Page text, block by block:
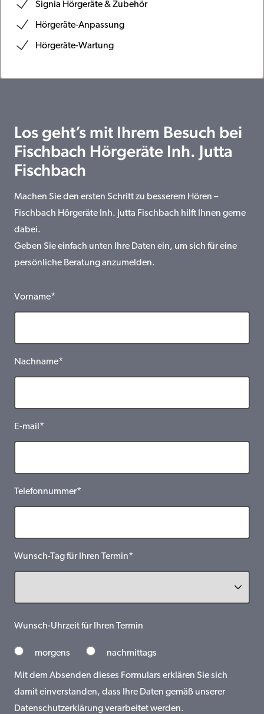
Signia Hörgeräte & Zubehör
Hörgeräte-Anpassung
Hörgeräte-Wartung
Los geht’s mit Ihrem Besuch bei
Fischbach Hörgeräte Inh. Jutta
Fischbach
Machen Sie den ersten Schritt zu besserem Hören –
Fischbach Hörgeräte Inh. Jutta Fischbach hilft Ihnen gerne
dabei.
Geben Sie einfach unten Ihre Daten ein, um sich für eine
persönliche Beratung anzumelden.
Vorname*
Nachname*
E-mail*
Telefonnummer*
Wunsch-Tag für Ihren Termin*
Wunsch-Uhrzeit für Ihren Termin
morgens nachmittags
Mit dem Absenden dieses Formulars erklären Sie sich
damit einverstanden, dass Ihre Daten gemäß unserer
Datenschutzerklärung verarbeitet werden.